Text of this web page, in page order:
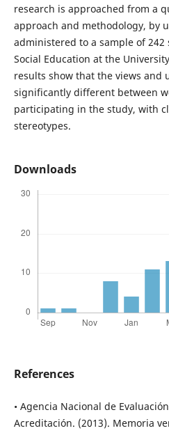
research is approached from a
approach and methodology, by
administered to a sample of
Social Education at the
results show that the views and
significantly different between
participating in the study, with
stereotypes.
Downloads
References
• Agencia Nacional de
Acreditación. (2013). Memoria